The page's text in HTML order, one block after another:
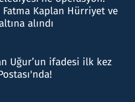
Fatma Kaplan Hürriyet ve
alındı
Uğur’un ifadesi ilk kez